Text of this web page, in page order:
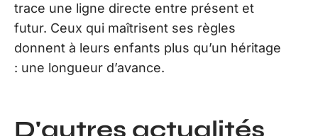
trace une ligne directe entre présent et
futur. Ceux qui maîtrisent ses règles
donnent à leurs enfants plus qu’un héritage
: une longueur d’avance.
D'autres actualités